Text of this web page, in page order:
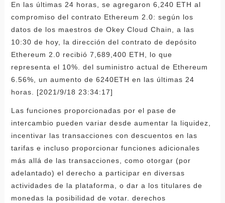
En las últimas 24 horas, se agregaron 6,240 ETH al
compromiso del contrato Ethereum 2.0: según los
datos de los maestros de Okey Cloud Chain, a las
10:30 de hoy, la dirección del contrato de depósito
Ethereum 2.0 recibió 7,689,400 ETH, lo que
representa el 10%. del suministro actual de Ethereum
6.56%, un aumento de 6240ETH en las últimas 24
horas. [2021/9/18 23:34:17]
Las funciones proporcionadas por el pase de
intercambio pueden variar desde aumentar la liquidez,
incentivar las transacciones con descuentos en las
tarifas e incluso proporcionar funciones adicionales
más allá de las transacciones, como otorgar (por
adelantado) el derecho a participar en diversas
actividades de la plataforma, o dar a los titulares de
monedas la posibilidad de votar. derechos